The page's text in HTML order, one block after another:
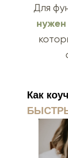
Для
Как